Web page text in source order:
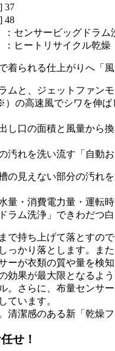
37
48
：センサービッグドラム
：ヒートリサイクル乾燥
着られる仕上がりへ「風
ムと、ジェットファン
）の高速風でシワを伸ば
し口の面積と風量から
汚れを洗い流す「自動お
の見えない部分の汚れ
量・消費電力量・運転時
ラム洗浄」できわだつ白
で持ち上げて落とすの
っかり落とします。ま
ーが衣類の質や量を検
効果が最大限となるよ
。さらに、布量センサ
ています。
清潔感のある新「乾燥フ
せ！